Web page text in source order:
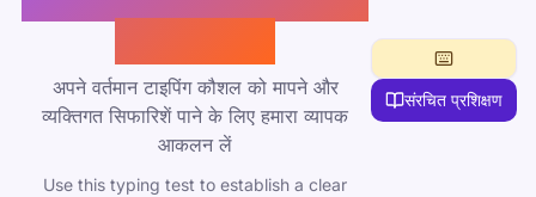
अपने वर्तमान टाइपिंग कौशल को मापने और
व्यक्तिगत सिफारिशें पाने के लिए हमारा व्यापक
आकलन लें
Use this typing test to establish a clear
संरचित प्रशिक्षण